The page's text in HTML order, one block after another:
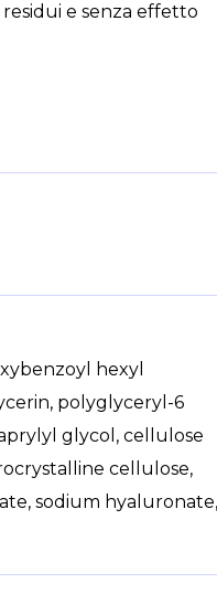
e senza effetto
hexyl
polyglyceryl-6
glycol, cellulose
cellulose,
sodium hyaluronate,